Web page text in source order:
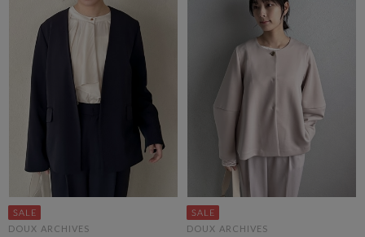
DOUX ARCHIVES DOUX ARCHIVES